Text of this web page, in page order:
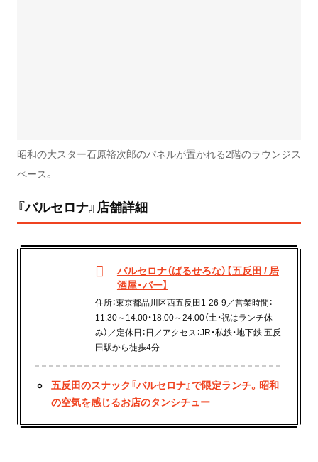
昭和の大スター石原裕次郎のパネルが置かれる2階のラウンジス
ペース。
『バルセロナ』店舗詳細
バルセロナ（ばるせろな）【五反田 / 居
酒屋・バー】
住所：東京都品川区西五反田1-26-9／営業時間：
11:30～14:00・18:00～24:00（土・祝はランチ休
み）／定休日：日／アクセス：JR・私鉄・地下鉄 五反
田駅から徒歩4分
五反田のスナック『バルセロナ』で限定ランチ。昭和
の空気を感じるお店のタンシチュー